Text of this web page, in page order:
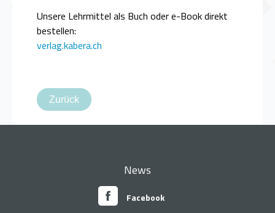
Unsere Lehrmittel als Buch oder e-Book direkt
bestellen:
verlag.kabera.ch
Zurück
News
Facebook